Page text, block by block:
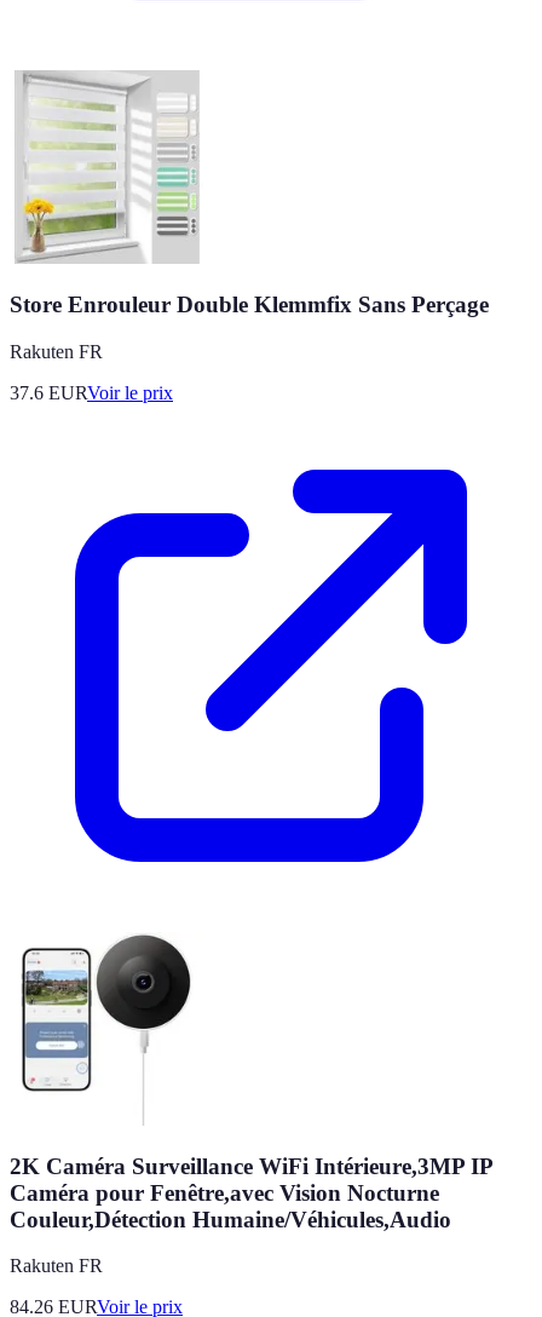
Store Enrouleur Double Klemmfix Sans Perçage
Rakuten FR
37.6 EURVoir le prix
2K Caméra Surveillance WiFi Intérieure,3MP IP
Caméra pour Fenêtre,avec Vision Nocturne
Couleur,Détection Humaine/Véhicules,Audio
Rakuten FR
84.26 EURVoir le prix